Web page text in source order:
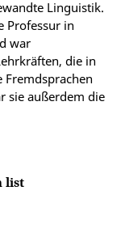
Linguistik.
Professur in
war
die in
Fremdsprachen
sie außerdem die
list